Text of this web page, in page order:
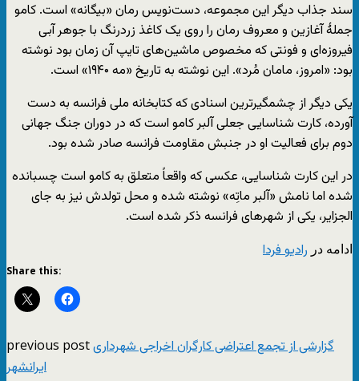
سند جذاب دیگر این مجموعه، دست‌نویس رمان «بیگانه» است. کامو
جملهٔ آغازین و معروف رمان را روی یک کاغذ زردرنگ با جوهر آبی
فیروزه‌ای و فونتی که مخصوص ماشین‌های تایپ آن زمان بود نوشته
بود: «امروز، مامان مُرد». این نوشته به تاریخ «مه ۱۹۴۰» است.
یکی دیگر از چشمگیرترین اسنادی که کتابخانه ملی فرانسه به دست
آورده، کارت شناسایی جعلی آلبر کامو است که در دوران جنگ جهانی
دوم برای فعالیت او در جنبش مقاومت فرانسه صادر شده بود.
در این کارت شناسایی، عکسی که واقعاً متعلق به کامو است چسبانده
شده اما نامش «آلبر ماتِه» نوشته شده و محل تولدش نیز به جای
الجزایر، یکی از شهرهای فرانسه ذکر شده است.
ادامه در رادیو فردا
Share this:
previous postگزارشی از تجمع اعتراضی کارگران اخراجی شهرداری
ایرانشهر